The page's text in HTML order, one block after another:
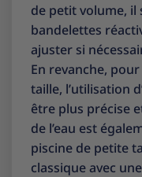
de petit volume, il
bandelettes
ajuster si
En revanche,
taille, l’utilisation
être plus précise
de l’eau est
piscine de petite
classique avec